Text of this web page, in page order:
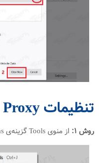
تنظیمات Proxy
روش ۱: از منوی Tools گزینه‌ی Options را انتخاب کنید.